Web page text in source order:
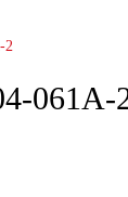
2
061A-